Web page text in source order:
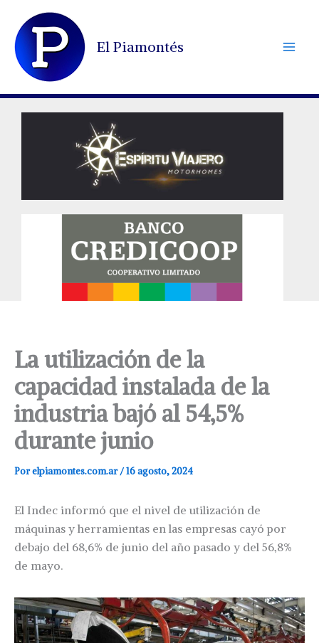
contenido
El Piamontés
La utilización de la
capacidad instalada de la
industria bajó al 54,5%
durante junio
Porelpiamontes.com.ar/16 agosto, 2024
El Indec informó que el nivel de utilización de
máquinas y herramientas en las empresas cayó por
debajo del 68,6% de junio del año pasado y del 56,8%
de mayo.